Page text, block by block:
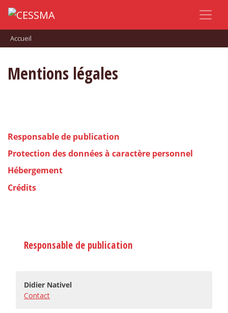
Accueil
Mentions légales
Responsable de publication
Protection des données à caractère personnel
Hébergement
Crédits
Responsable de publication
Didier Nativel
Contact